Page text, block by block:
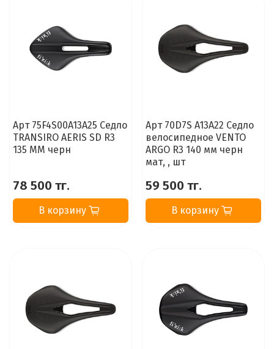
Арт 75F4S00A13A25 Седло
TRANSIRO AERIS SD R3
135 MM черн
78 500 тг.
В корзину
Арт 70D7S A13A22 Седло
велосипедное VENTO
ARGO R3 140 мм черн
мат, , шт
59 500 тг.
В корзину